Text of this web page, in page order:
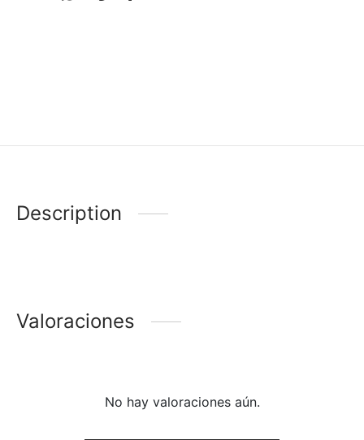
Description
Valoraciones
No hay valoraciones aún.